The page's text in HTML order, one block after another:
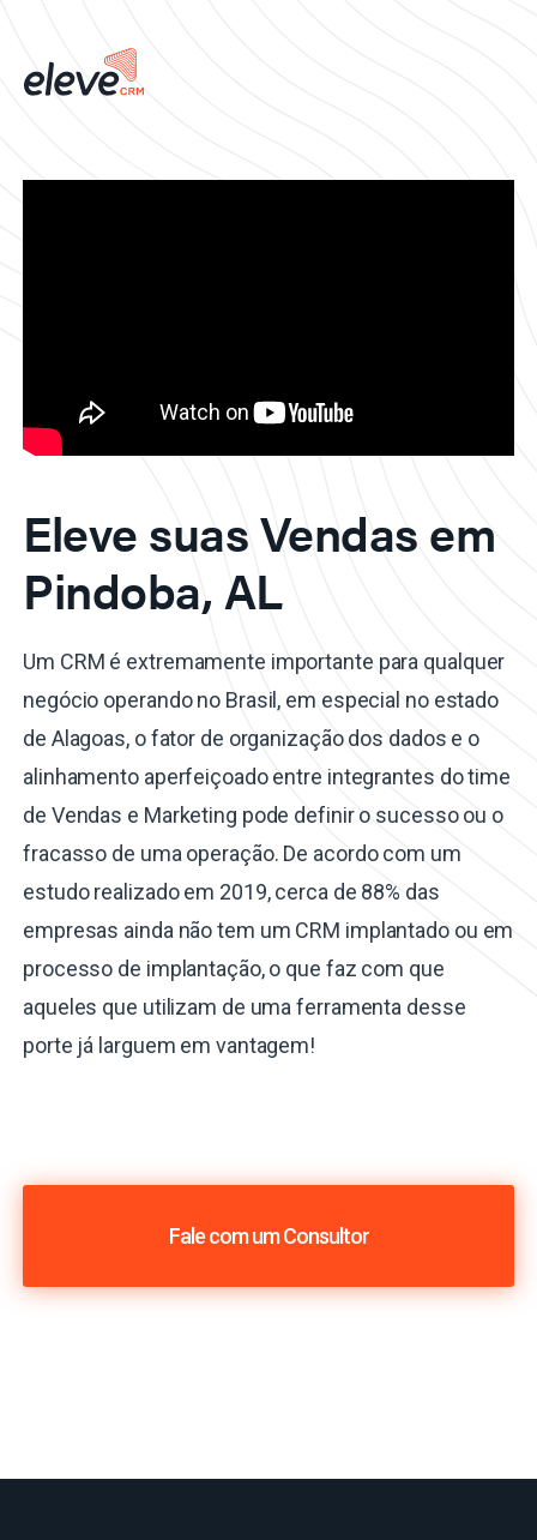
Eleve suas Vendas em
Pindoba, AL
Um CRM é extremamente importante para qualquer
negócio operando no Brasil, em especial no estado
de Alagoas, o fator de organização dos dados e o
alinhamento aperfeiçoado entre integrantes do time
de Vendas e Marketing pode definir o sucesso ou o
fracasso de uma operação. De acordo com um
estudo realizado em 2019, cerca de 88% das
empresas ainda não tem um CRM implantado ou em
processo de implantação, o que faz com que
aqueles que utilizam de uma ferramenta desse
porte já larguem em vantagem!
Fale com um Consultor